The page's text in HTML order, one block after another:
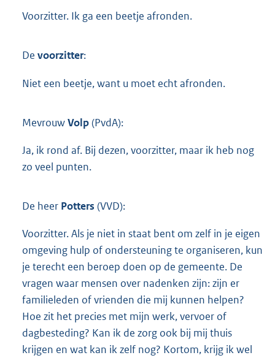
Voorzitter. Ik ga een beetje afronden.
De voorzitter:
Niet een beetje, want u moet echt afronden.
MevrouwVolp(PvdA):
Ja, ik rond af. Bij dezen, voorzitter, maar ik heb nog
zo veel punten.
De heer Potters (VVD):
Voorzitter. Als je niet in staat bent om zelf in je eigen
omgeving hulp of ondersteuning te organiseren, kun
je terecht een beroep doen op de gemeente. De
vragen waar mensen over nadenken zijn: zijn er
familieleden of vrienden die mij kunnen helpen?
Hoe zit het precies met mijn werk, vervoer of
dagbesteding? Kan ik de zorg ook bij mij thuis
krijgen en wat kan ik zelf nog? Kortom, krijg ik wel